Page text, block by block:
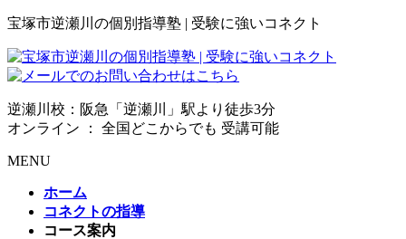
宝塚市逆瀬川の個別指導塾 | 受験に強いコネクト
逆瀬川校：阪急「逆瀬川」駅より徒歩3分
オンライン ： 全国どこからでも 受講可能
MENU
ホーム
コネクトの指導
コース案内